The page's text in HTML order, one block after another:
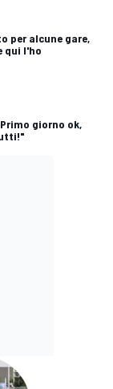
per alcune gare,
qui l'ho
giorno ok,